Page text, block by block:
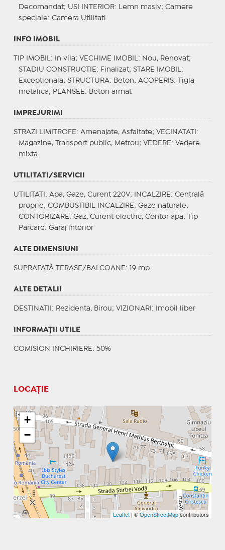
Decomandat; USI INTERIOR: Lemn masiv; Camere
speciale: Camera Utilitati
INFO IMOBIL
TIP IMOBIL : In vila; VECHIME IMOBIL : Nou, Renovat;
STADIU CONSTRUCTIE : Finalizat; STARE IMOBIL :
Exceptionala; STRUCTURA: Beton; ACOPERIS: Tigla
metalica; PLANSEE : Beton armat
IMPREJURIMI
STRAZI LIMITROFE : Amenajate, Asfaltate; VECINATATI :
Magazine, Transport public, Metrou; VEDERE : Vedere
mixta
UTILITATI/SERVICII
UTILITATI : Apa, Gaze, Curent 220V; INCALZIRE : Centrală
proprie; COMBUSTIBIL INCALZIRE : Gaze naturale;
CONTORIZARE : Gaz, Curent electric, Contor apa;
Tip
Parcare: Garaj interior
ALTE DIMENSIUNI
SUPRAFAȚĂ TERASE/BALCOANE: 19 mp
ALTE DETALII
DESTINATII : Rezidenta, Birou; VIZIONARI : Imobil liber
INFORMAŢII UTILE
COMISION INCHIRIERE: 50%
LOCAȚIE
+
−
Leaflet | ©OpenStreetMapcontributors